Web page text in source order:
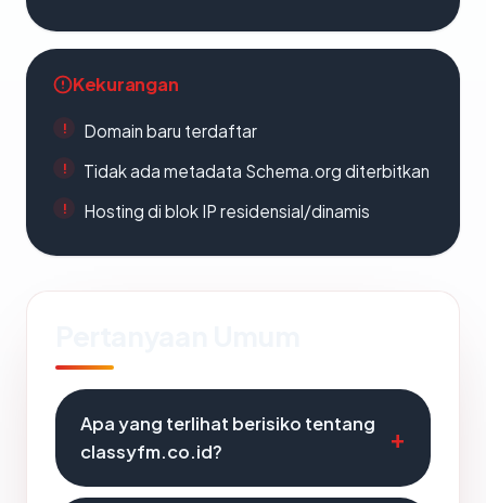
Kekurangan
Domain baru terdaftar
Tidak ada metadata Schema.org diterbitkan
Hosting di blok IP residensial/dinamis
Apa yang terlihat berisiko tentang
classyfm.co.id?